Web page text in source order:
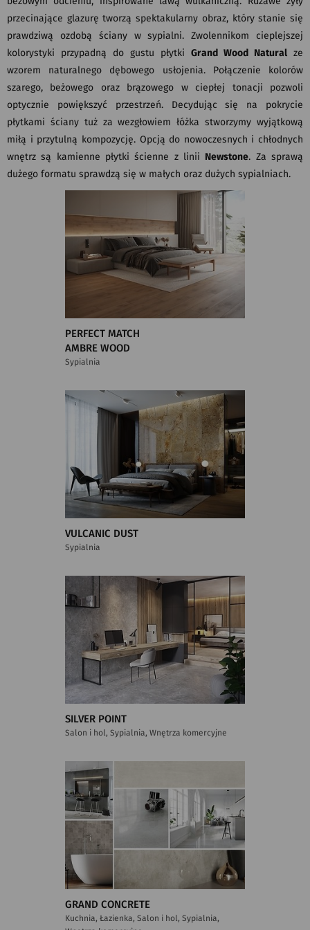
przecinające glazurę tworzą spektakularny obraz, który stanie się
prawdziwą ozdobą ściany w sypialni. Zwolennikom cieplejszej
kolorystyki przypadną do gustu płytki Grand Wood Natural ze
wzorem naturalnego dębowego usłojenia. Połączenie kolorów
szarego, beżowego oraz brązowego w ciepłej tonacji pozwoli
optycznie powiększyć przestrzeń. Decydując się na pokrycie
płytkami ściany tuż za wezgłowiem łóżka stworzymy wyjątkową
miłą i przytulną kompozycję. Opcją do nowoczesnych i chłodnych
wnętrz są kamienne płytki ścienne z linii
Newstone. Za sprawą
dużego formatu sprawdzą się w małych oraz dużych sypialniach.
PERFECT MATCH
AMBRE WOOD
Sypialnia
VULCANIC DUST
Sypialnia
SILVER POINT
Salon i hol, Sypialnia, Wnętrza komercyjne
GRAND CONCRETE
Kuchnia, Łazienka, Salon i hol, Sypialnia,